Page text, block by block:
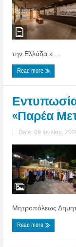
την Ελλάδα κ ...
Read more
«Παρέα
| Date: 09 Ιουλίου,
Μητροπόλεως
Read more